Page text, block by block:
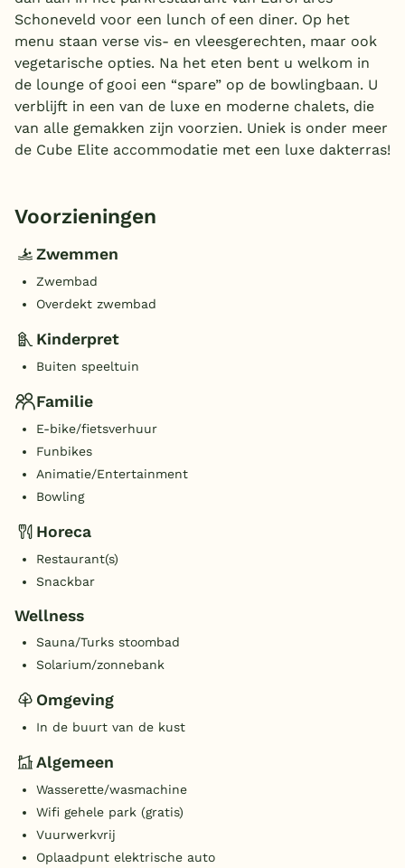
Schoneveld voor een lunch of een diner. Op het
menu staan verse vis- en vleesgerechten, maar ook
vegetarische opties. Na het eten bent u welkom in
de lounge of gooi een “spare” op de bowlingbaan. U
verblijft in een van de luxe en moderne chalets, die
van alle gemakken zijn voorzien. Uniek is onder meer
de Cube Elite accommodatie met een luxe dakterras!
Voorzieningen
Zwemmen
Zwembad
Overdekt zwembad
Kinderpret
Buiten speeltuin
Familie
E-bike/fietsverhuur
Funbikes
Animatie/Entertainment
Bowling
Horeca
Restaurant(s)
Snackbar
Wellness
Sauna/Turks stoombad
Solarium/zonnebank
Omgeving
In de buurt van de kust
Algemeen
Wasserette/wasmachine
Wifi gehele park (gratis)
Vuurwerkvrij
Oplaadpunt elektrische auto